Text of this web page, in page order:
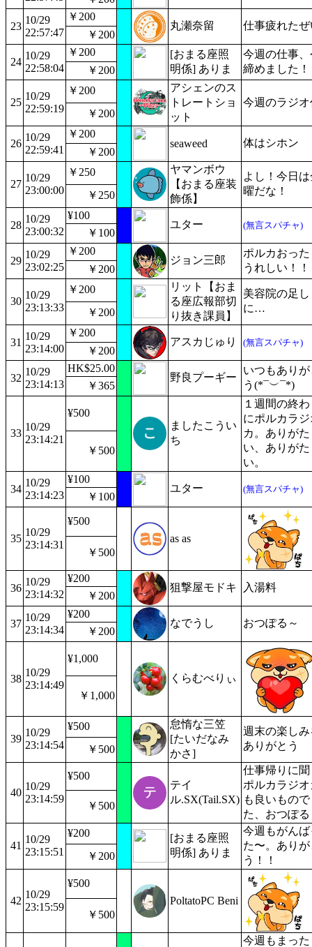
23
10/29
22:57:47
￥200
丸瀬奈留 仕事疲れたぜ
￥200
24
10/29
22:58:04
￥200
[おまる座照
明係] ありま
今週の仕事、
締めました！
￥200
25
10/29
22:59:19
￥200
アシェンのス
トレートショ
ット
今週のラジオ
￥200
26
10/29
22:59:41
￥200
seaweed
体はシホン
￥200
27
10/29
23:00:00
￥250
ヤマンボウ
【おまる座装
飾係】
よし！今日は
曜だな！
￥250
28
10/29
23:00:32
¥100
ユター (無言スパチャ)
￥100
29
10/29
23:02:25
￥200
ジョン三郎
ポルカおった
うれしい！！
￥200
30
10/29
23:13:33
￥200
リット【おま
る座広報部切
り抜き課員】
美容院の足し
に…
￥200
31
10/29
23:14:00
￥200
アスカじゅり (無言スパチャ)
￥200
32
10/29
23:14:13
HK$25.00
野良プーギー
いつもありが
う(*¯︶¯*)
￥365
33
10/29
23:14:21
¥500
ましたこうい
ち
１週間の終
にポルカラジ
カ。ありがた
い、ありがた
い。
￥500
34
10/29
23:14:23
¥100
ユター (無言スパチャ)
￥100
35
10/29
23:14:31
¥500
as as
￥500
36
10/29
23:14:32
¥200
狙撃屋モドキ 入湯料
￥200
37
10/29
23:14:34
¥200
なでうし おつぽる～
￥200
38
10/29
23:14:49
¥1,000
くらむべりぃ
￥1,000
39
10/29
23:14:54
¥500
怠惰な三笠
[たいだなみ
かさ]
週末の楽しみ
ありがとう
￥500
40
10/29
23:14:59
¥500
テイ
ル.SX(Tail.SX)
仕事帰りに聞
ポルカラジオ
も良いもので
た、おつぽる
￥500
41
10/29
23:15:51
¥200
[おまる座照
明係] ありま
今週もがんば
た〜。ありが
う！！
￥200
42
10/29
23:15:59
¥500
PoltatoPC Beni
￥500
今週もまった